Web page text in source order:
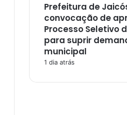
Prefeitura de
convocação de
Processo Seletivo
para suprir
municipal
1 dia atrás